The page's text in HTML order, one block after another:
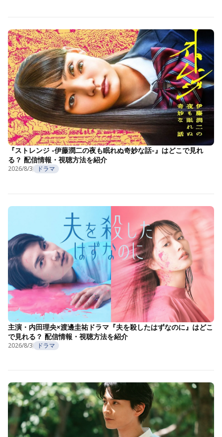
『ストレンジ -伊藤潤二の夜も眠れぬ奇妙な話-』はどこで見れ
る？ 配信情報・視聴方法を紹介
2026/8/3 ドラマ
主演・内田理央×渡邊圭祐ドラマ『夫を殺したはずなのに』はどこ
で見れる？ 配信情報・視聴方法を紹介
2026/8/3 ドラマ